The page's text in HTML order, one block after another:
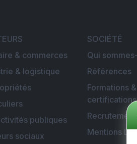
& commerces
& logistique
publiques
sociaux
SOCIÉTÉ
Qui
Références
Formations &
certifications
Recrutement
Mentions